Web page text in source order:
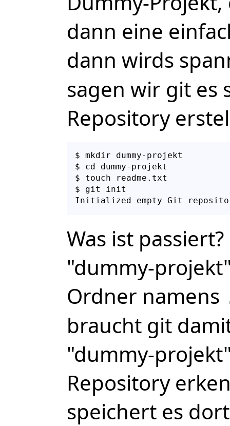
dann eine
dann wirds
sagen wir git es
Repository
$ mkdir dummy-projekt
$ cd dummy-projekt
$ touch readme.txt
$ git init
Was ist
"dummy-
Ordner namens
braucht git
"dummy-
Repository
speichert es